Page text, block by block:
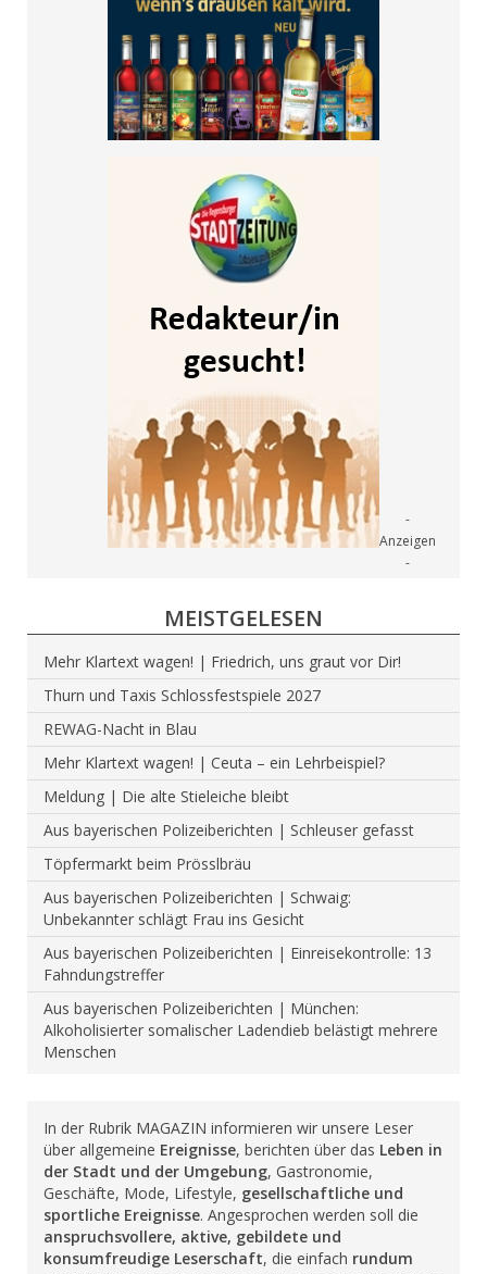
MEISTGELESEN
Mehr Klartext wagen! | Friedrich, uns graut vor Dir!
Thurn und Taxis Schlossfestspiele 2027
REWAG-Nacht in Blau
Mehr Klartext wagen! | Ceuta – ein Lehrbeispiel?
Meldung | Die alte Stieleiche bleibt
Aus bayerischen Polizeiberichten | Schleuser gefasst
Töpfermarkt beim Prösslbräu
Aus bayerischen Polizeiberichten | Schwaig:
Unbekannter schlägt Frau ins Gesicht
Aus bayerischen Polizeiberichten | Einreisekontrolle: 13
Fahndungstreffer
Aus bayerischen Polizeiberichten | München:
Alkoholisierter somalischer Ladendieb belästigt mehrere
Menschen
In der Rubrik MAGAZIN informieren wir unsere Leser
über allgemeine Ereignisse, berichten über das Leben in
der Stadt und der Umgebung, Gastronomie,
Geschäfte, Mode, Lifestyle, gesellschaftliche und
sportliche Ereignisse. Angesprochen werden soll die
anspruchsvollere, aktive, gebildete und
konsumfreudige Leserschaft, die einfach rundum